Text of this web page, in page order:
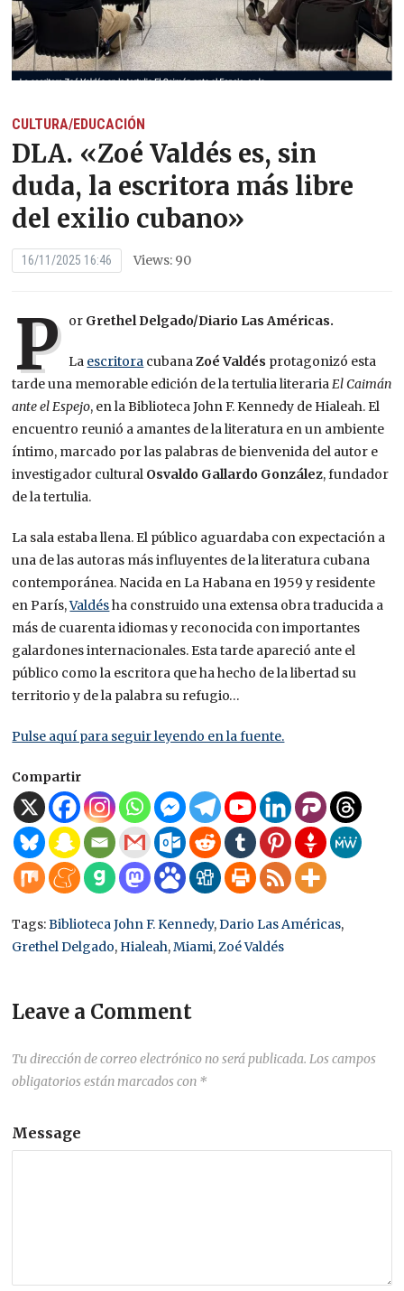
CULTURA/EDUCACIÓN
DLA. «Zoé Valdés es, sin
duda, la escritora más libre
del exilio cubano»
16/11/2025 16:46 Views: 90
P or Grethel Delgado/Diario Las Américas.
La escritora cubanaZoé Valdés protagonizó esta
tarde una memorable edición de la tertulia literariaEl Caimán
ante el Espejo, en la Biblioteca John F. Kennedy de Hialeah. El
encuentro reunió a amantes de la literatura en un ambiente
íntimo, marcado por las palabras de bienvenida del autor e
investigador cultural Osvaldo Gallardo González, fundador
de la tertulia.
La sala estaba llena. El público aguardaba con expectación a
una de las autoras más influyentes de la literatura cubana
contemporánea. Nacida en La Habana en 1959 y residente
en París,Valdésha construido una extensa obra traducida a
más de cuarenta idiomas y reconocida con importantes
galardones internacionales. Esta tarde apareció ante el
público como la escritora que ha hecho de la libertad su
territorio y de la palabra su refugio…
Pulse aquí para seguir leyendo en la fuente.
Compartir
Tags:Biblioteca John F. Kennedy,Dario Las Américas,
Grethel Delgado, Hialeah,Miami,Zoé Valdés
Leave a Comment
Tu dirección de correo electrónico no será publicada. Los campos
obligatorios están marcados con *
Message